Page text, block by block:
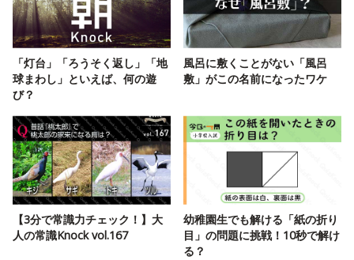
「灯台」「ろうそく返し」「地
球まわし」といえば、何の遊
び？
風呂に敷くことがない「風呂
敷」がこの名前になったワケ
【3分で常識力チェック！】大
人の常識Knock vol.167
幼稚園生でも解ける「紙の折り
目」の問題に挑戦！10秒で解け
る？